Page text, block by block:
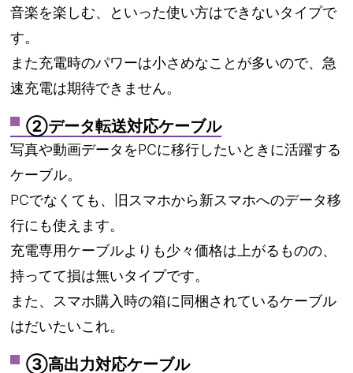
音楽を楽しむ、といった使い方はできないタイプで
す。
また充電時のパワーは小さめなことが多いので、急
速充電は期待できません。
②データ転送対応ケーブル
写真や動画データをPCに移行したいときに活躍する
ケーブル。
PCでなくても、旧スマホから新スマホへのデータ移
行にも使えます。
充電専用ケーブルよりも少々価格は上がるものの、
持ってて損は無いタイプです。
また、スマホ購入時の箱に同梱されているケーブル
はだいたいこれ。
③高出力対応ケーブル